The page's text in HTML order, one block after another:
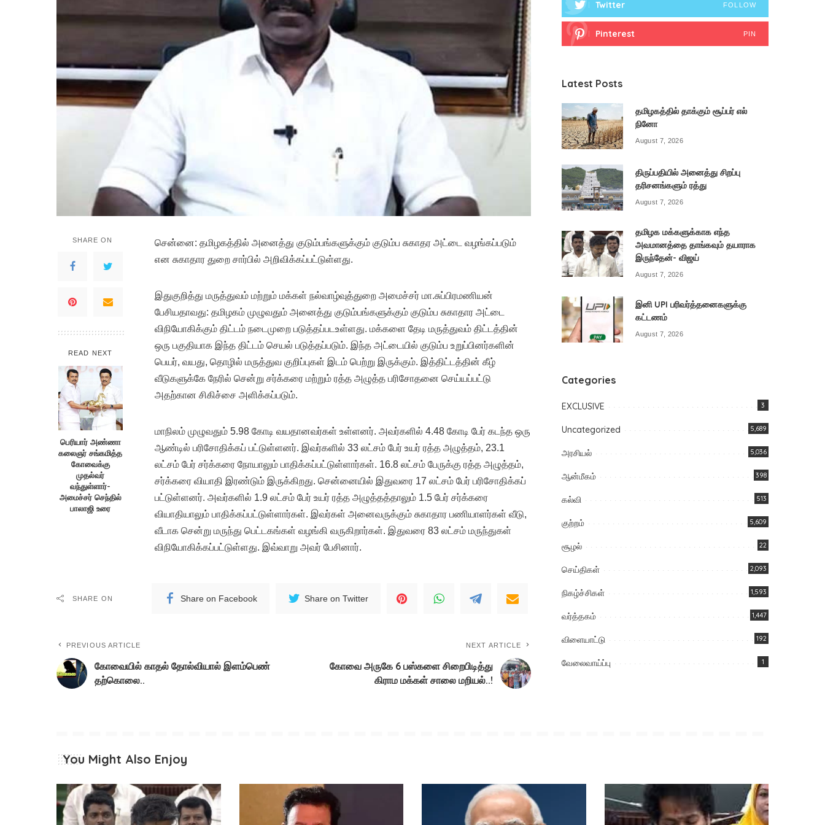
SHARE ON
READ NEXT
பெரியார் அண்ணா
கலைஞர் சங்கமித்த
கோவைக்கு
முதல்வர்
வந்துள்ளார்-
அமைச்சர் செந்தில்
பாலாஜி உரை
சென்னை: தமிழகத்தில் அனைத்து குடும்பங்களுக்கும் குடும்ப சுகாதர அட்டை வழங்கப்படும்
என சுகாதார துறை சார்பில் அறிவிக்கப்பட்டுள்ளது.
இதுகுறித்து மருத்துவம் மற்றும் மக்கள் நல்வாழ்வுத்துறை அமைச்சர் மா.சுப்பிரமணியன்
பேசியதாவது: தமிழகம் முழுவதும் அனைத்து குடும்பங்களுக்கும் குடும்ப சுகாதார அட்டை
விநியோகிக்கும் திட்டம் நடைமுறை படுத்தப்படஉள்ளது. மக்களை தேடி மருத்துவம் திட்டத்தின்
ஒரு பகுதியாக இந்த திட்டம் செயல் படுத்தப்படும். இந்த அட்டையில் குடும்ப உறுப்பினர்களின்
பெயர், வயது, தொழில் மருத்துவ குறிப்புகள் இடம் பெற்று இருக்கும். இத்திட்டத்தின் கீழ்
வீடுகளுக்கே நேரில் சென்று சர்க்கரை மற்றும் ரத்த அழுத்த பரிசோதனை செய்யப்பட்டு
அதற்கான சிகிச்சை அளிக்கப்படும்.
மாநிலம் முழுவதும் 5.98 கோடி வயதானவர்கள் உள்ளனர். அவர்களில் 4.48 கோடி பேர் கடந்த ஒரு
ஆண்டில் பரிசோதிக்கப் பட்டுள்ளனர். இவர்களில் 33 லட்சம் பேர் உயர் ரத்த அழுத்தம், 23.1
லட்சம் பேர் சர்க்கரை நோயாலும் பாதிக்கப்பட்டுள்ளார்கள். 16.8 லட்சம் பேருக்கு ரத்த அழுத்தம்,
சர்க்கரை வியாதி இரண்டும் இருக்கிறது. சென்னையில் இதுவரை 17 லட்சம் பேர் பரிசோதிக்கப்
பட்டுள்ளனர். அவர்களில் 1.9 லட்சம் பேர் உயர் ரத்த அழுத்தத்தாலும் 1.5 பேர் சர்க்கரை
வியாதியாலும் பாதிக்கப்பட்டுள்ளார்கள். இவர்கள் அனைவருக்கும் சுகாதார பணியாளர்கள் வீடு,
வீடாக சென்று மருந்து பெட்டகங்கள் வழங்கி வருகிறார்கள். இதுவரை 83 லட்சம் மருந்துகள்
விநியோகிக்கப்பட்டுள்ளது. இவ்வாறு அவர் பேசினார்.
SHARE ON Share on Facebook Share on Twitter
PREVIOUS ARTICLE
கோவையில் காதல் தோல்வியால் இளம்பெண்
தற்கொலை..
NEXT ARTICLE
கோவை அருகே 6 பஸ்களை சிறைபிடித்து
கிராம மக்கள் சாலை மறியல்..!
Twitter FOLLOW
Pinterest PIN
Latest Posts
தமிழகத்தில் தாக்கும் சூப்பர் எல்
நினோ
August 7, 2026
திருப்பதியில் அனைத்து சிறப்பு
தரிசனங்களும் ரத்து
August 7, 2026
தமிழக மக்களுக்காக எந்த
அவமானத்தை தாங்கவும் தயாராக
இருந்தேன்- விஜய்
August 7, 2026
இனி UPI பரிவர்த்தனைகளுக்கு
கட்டணம்
August 7, 2026
Categories
EXCLUSIVE 3
Uncategorized 5,689
அரசியல் 5,036
ஆன்மீகம் 398
கல்வி 513
குற்றம் 5,609
சூழல் 22
செய்திகள் 2,093
நிகழ்ச்சிகள் 1,593
வர்த்தகம் 1,447
விளையாட்டு 192
வேலைவாய்ப்பு 1
You Might Also Enjoy